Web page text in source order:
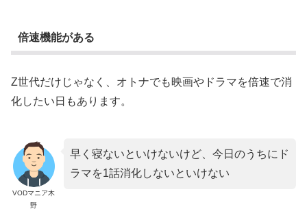
倍速機能がある
Z世代だけじゃなく、オトナでも映画やドラマを倍速で消
化したい日もあります。
VODマニア木
野
早く寝ないといけないけど、今日のうちにド
ラマを1話消化しないといけない